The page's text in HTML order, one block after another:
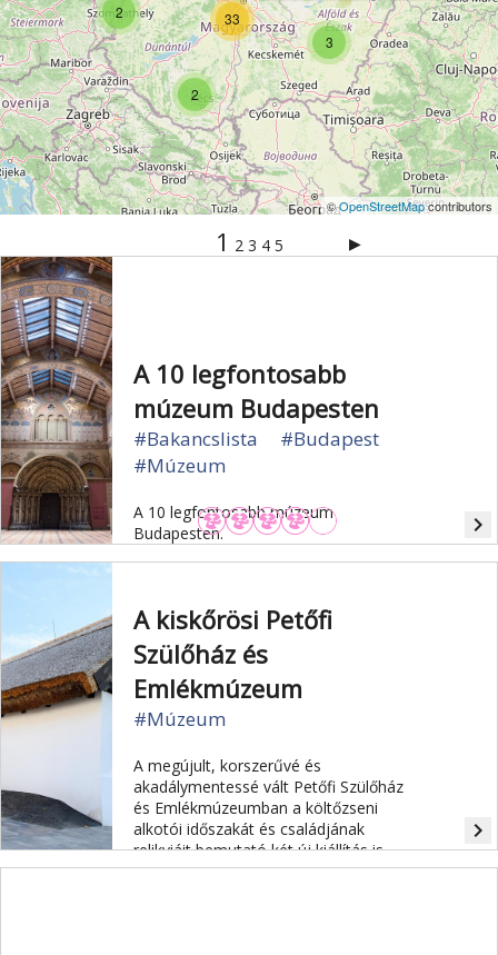
Vértes Veszprém Világörökség Visegrád
Vízesés Zala Zemplén Zselic
2
3
2 33
©OpenStreetMapcontributors
1 2 3 4 5 ▶
A 10 legfontosabb
múzeum Budapesten
#Bakancslista
#Budapest
#Múzeum
A 10 legfontosabb múzeum
Budapesten.
navigate_next
A kiskőrösi Petőfi
Szülőház és
Emlékmúzeum
#Múzeum
A megújult, korszerűvé és
akadálymentessé vált Petőfi Szülőház
és Emlékmúzeumban a költőzseni
alkotói időszakát és családjának
relikviáit bemutató két új kiállítás is
nyílt.
navigate_next